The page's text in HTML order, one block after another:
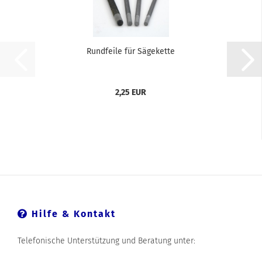
Rundfeile für Sägekette
2,25 EUR
Hilfe & Kontakt
Telefonische Unterstützung und Beratung unter: